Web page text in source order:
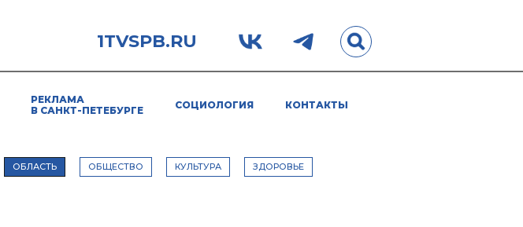
1TVSPB.RU
РЕКЛАМА
В САНКТ-ПЕТЕБУРГЕ
СОЦИОЛОГИЯ КОНТАКТЫ
ОБЛАСТЬ ОБЩЕСТВО КУЛЬТУРА ЗДОРОВЬЕ